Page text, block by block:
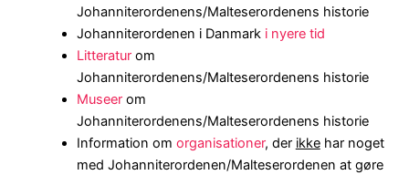
Johanniterordenens/Malteserordenens historie
Johanniterordenen i Danmark i nyere tid
Litteraturom
Johanniterordenens/Malteserordenens historie
Museerom
Johanniterordenens/Malteserordenens historie
Information om organisationer, der ikkehar noget
med Johanniterordenen/Malteserordenen at gøre